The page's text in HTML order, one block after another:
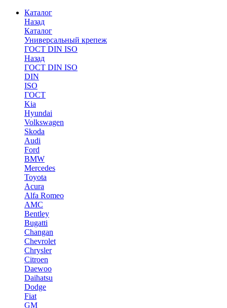
Каталог
Назад
Каталог
Универсальный крепеж
ГОСТ DIN ISO
Назад
ГОСТ DIN ISO
DIN
ISO
ГОСТ
Kia
Hyundai
Volkswagen
Skoda
Audi
Ford
BMW
Mercedes
Toyota
Acura
Alfa Romeo
AMC
Bentley
Bugatti
Changan
Chevrolet
Chrysler
Citroen
Daewoo
Daihatsu
Dodge
Fiat
GM